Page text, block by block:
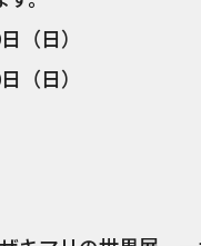
（日）
（日）